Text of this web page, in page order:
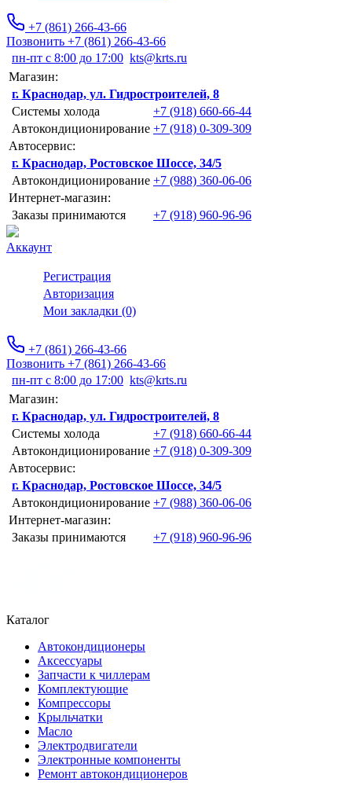
+7 (861) 266-43-66
Позвонить +7 (861) 266-43-66
пн-пт с 8:00 до 17:00 kts@krts.ru
Магазин:
г. Краснодар, ул. Гидростроителей, 8
Системы холода
+7 (918) 660-66-44
Автокондиционирование +7 (918) 0-309-309
Автосервис:
г. Краснодар, Ростовское Шоссе, 34/5
Автокондиционирование +7 (988) 360-06-06
Интернет-магазин:
Заказы принимаются
+7 (918) 960-96-96
Аккаунт
Регистрация
Авторизация
Мои закладки (0)
+7 (861) 266-43-66
Позвонить +7 (861) 266-43-66
пн-пт с 8:00 до 17:00 kts@krts.ru
Магазин:
г. Краснодар, ул. Гидростроителей, 8
Системы холода
+7 (918) 660-66-44
Автокондиционирование +7 (918) 0-309-309
Автосервис:
г. Краснодар, Ростовское Шоссе, 34/5
Автокондиционирование +7 (988) 360-06-06
Интернет-магазин:
Заказы принимаются
+7 (918) 960-96-96
Каталог
Автокондиционеры
Аксессуары
Запчасти к чиллерам
Комплектующие
Компрессоры
Крыльчатки
Масло
Электродвигатели
Электронные компоненты
Ремонт автокондиционеров